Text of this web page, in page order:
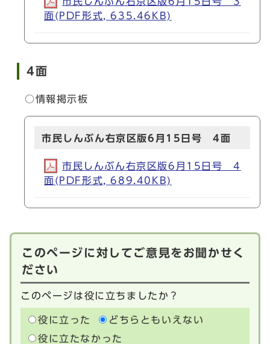
面(PDF形式, 635.46KB)
4面
○情報掲示板
市民しんぶん右京区版6月15日号 4面
市民しんぶん右京区版6月15日号 4
面(PDF形式, 689.40KB)
このページに対してご意見をお聞かせく
ださい
このページは役に立ちましたか？
役に立った
どちらともいえない
役に立たなかった